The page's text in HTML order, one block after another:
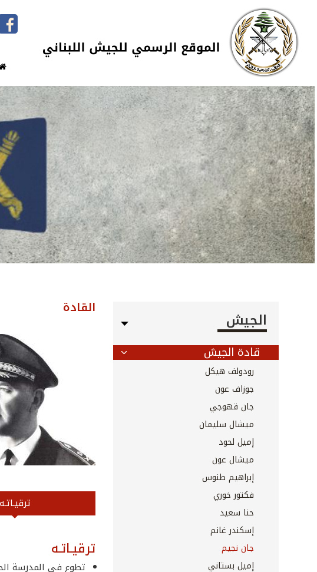
تجاوز إلى المحتوى الرئيسي
Skip to navigation
الجيش
قادة الجيش
رودولف هيكل
جوزاف عون
جان قهوجي
ميشال سليمان
إميل لحود
ميشال عون
إبراهيم طنوس
فكتور خوري
حنا سعيد
إسكندر غانم
جان نجيم
إميل بستاني
القادة
ترقيـاتـه
ترقيـاتـه
تطوع في المدرسة